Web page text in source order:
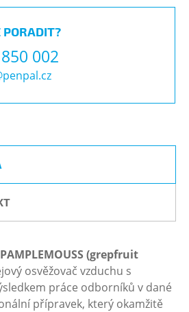
PORADIT?
002
(grepfruit
osvěžovač vzduchu s
práce odborníků v dané
přípravek, který okamžitě